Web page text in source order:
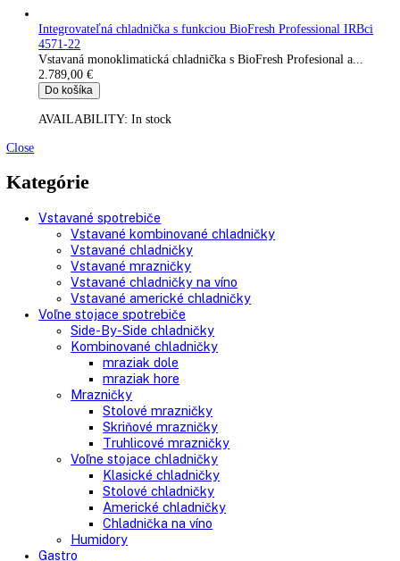
1.249,00€
Do košíka
AVAILABILITY:
Integrovateľná chladnička s BioFresh IRBd 5120-22
Do košíka
Integrovateľná chladnička s funkciou BioFresh Professional
4571-22
Vstavaná monoklimatická chladnička s BioFresh Profesional
2.789,00€
Do košíka
AVAILABILITY:In stock
Kategórie
Vstavané spotrebiče
Vstavané kombinované chladničky
Vstavané chladničky
Vstavané mrazničky
Vstavané chladničky na víno